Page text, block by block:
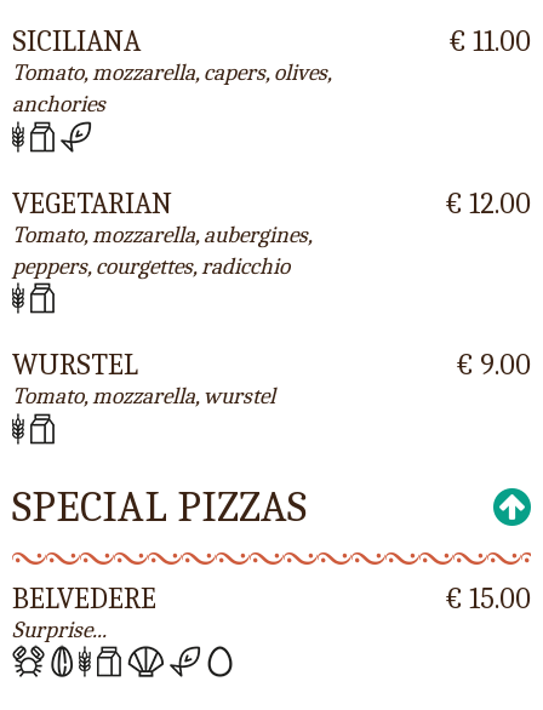
SICILIANA
Tomato, mozzarella, capers, olives,
anchories
€ 11.00
VEGETARIAN
Tomato, mozzarella, aubergines,
peppers, courgettes, radicchio
€ 12.00
WURSTEL
Tomato, mozzarella, wurstel
€ 9.00
SPECIAL PIZZAS
BELVEDERE
Surprise...
€ 15.00